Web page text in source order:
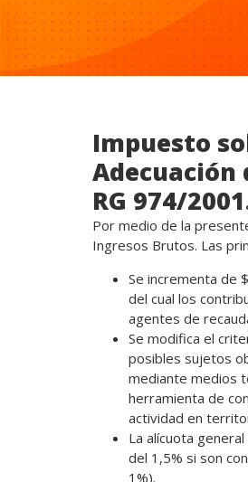
Impuesto
Adecuación
RG 974/
Por medio de la
Ingresos Brutos. Las
Se incrementa de
del cual los
agentes de
Se modifica el
posibles sujetos
mediante medios
herramienta de
actividad en
La alícuota
del 1,5% si son
1%).